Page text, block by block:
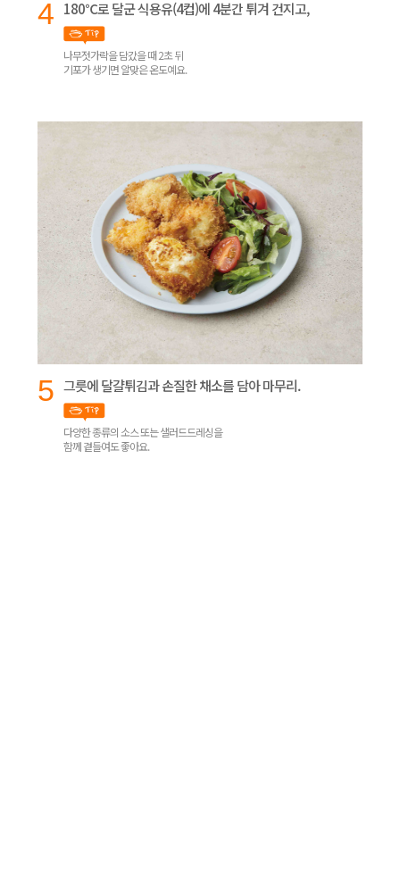
4 180℃로 달군 식용유(4컵)에 4분간 튀겨 건지고,
나무젓가락을 담갔을 때 2초 뒤
기포가 생기면 알맞은 온도예요.
5 그릇에 달걀튀김과 손질한 채소를 담아 마무리.
다양한 종류의 소스 또는 샐러드드레싱을
함께 곁들여도 좋아요.